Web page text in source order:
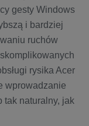
gesty Windows
i bardziej
ruchów
rysika Acer
wprowadzanie
tak naturalny, jak